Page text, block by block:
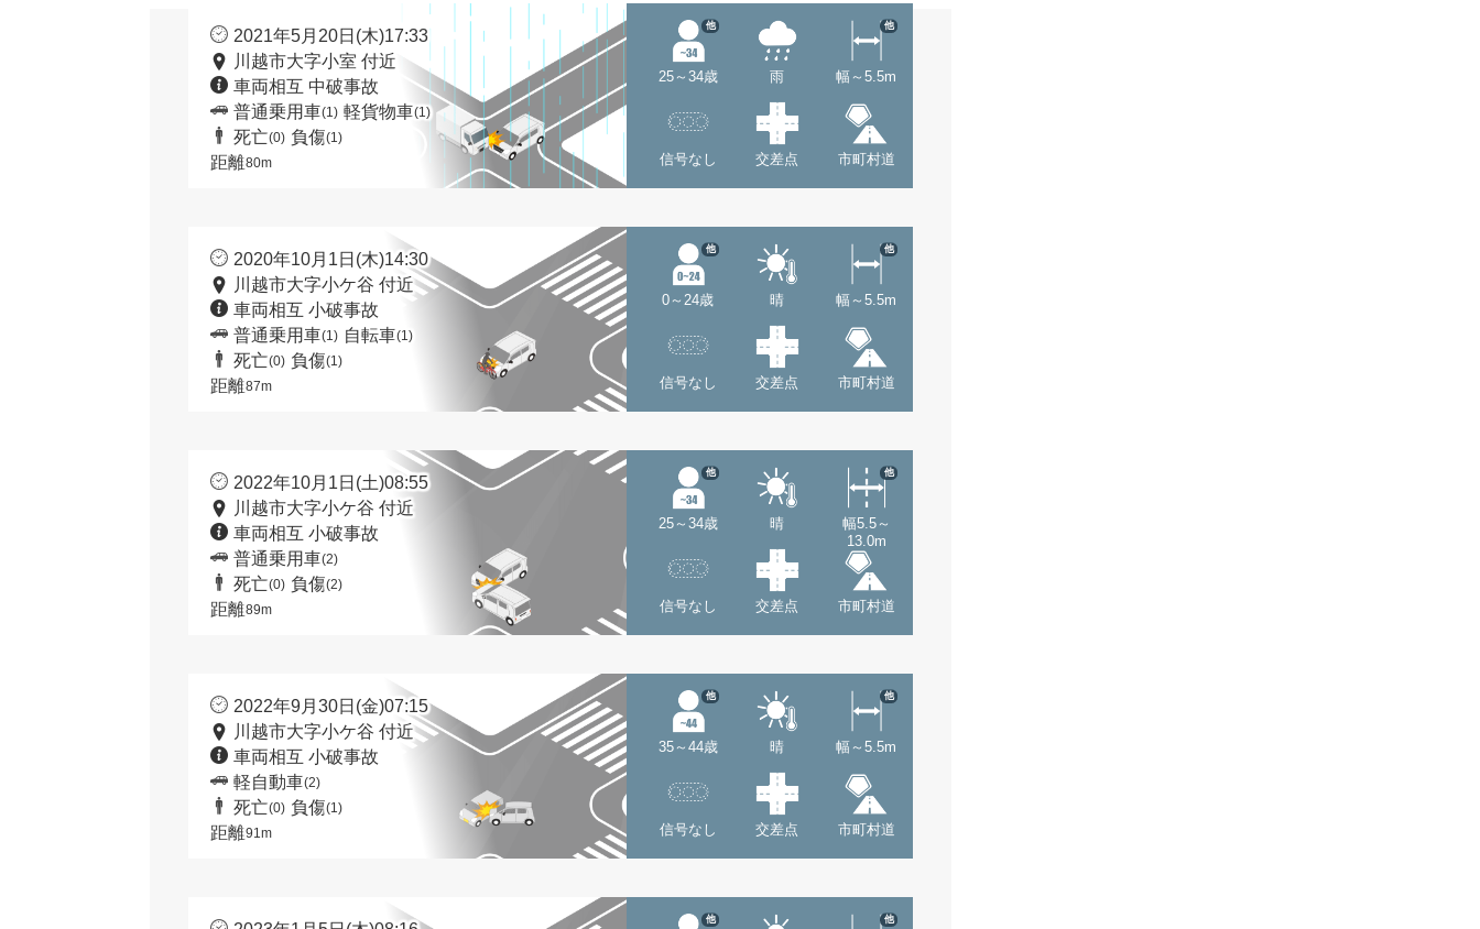
2021年5月20日(木)17:33
川越市大字小室 付近
車両相互 中破事故
普通乗用車(1) 軽貨物車(1)
死亡(0) 負傷(1)
距離80m
25～34歳
他
雨 幅～5.5m
他
信号なし 交差点 市町村道
2020年10月1日(木)14:30
川越市大字小ケ谷 付近
車両相互 小破事故
普通乗用車(1) 自転車(1)
死亡(0) 負傷(1)
距離87m
0～24歳
他
晴 幅～5.5m
他
信号なし 交差点 市町村道
2022年10月1日(土)08:55
川越市大字小ケ谷 付近
車両相互 小破事故
普通乗用車(2)
死亡(0) 負傷(2)
距離89m
25～34歳
他
晴
幅5.5～
13.0m
他
信号なし 交差点 市町村道
2022年9月30日(金)07:15
川越市大字小ケ谷 付近
車両相互 小破事故
軽自動車(2)
死亡(0) 負傷(1)
距離91m
35～44歳
他
晴 幅～5.5m
他
信号なし 交差点 市町村道
他 他